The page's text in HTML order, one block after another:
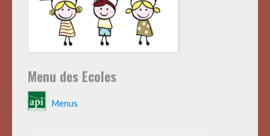
Menu des Ecoles
Menus